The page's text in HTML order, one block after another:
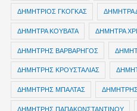
ΔΗΜΗΤΡIOΣ ΓΚΟΓΚΑΣ ΔΗΜΗΤΡΑ
ΔΗΜΗΤΡΑ ΚΟΥΒΑΤΑ ΔΗΜΗΤΡΑ
ΔΗΜΗΤΡΗΣ ΒΑΡΒΑΡΗΓΟΣ
ΔΗΜΗΤΡΗΣ ΚΡΟΥΣΤΑΛΙΑΣ
ΔΗΜΗΤΡΗΣ ΜΠΑΛΤΑΣ
ΔΗΜΗΤΡΗΣ ΠΑΠΑΚΩΝΣΤΑΝΤΙΝΟΥ